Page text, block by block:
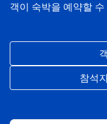
객이 숙박을 예약할
참석